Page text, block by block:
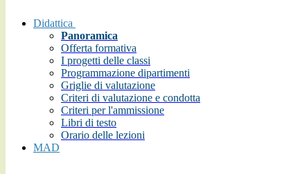
Didattica
Panoramica
Offerta formativa
I progetti delle classi
Programmazione dipartimenti
Griglie di valutazione
Criteri di valutazione e condotta
Criteri per l'ammissione
Libri di testo
Orario delle lezioni
MAD